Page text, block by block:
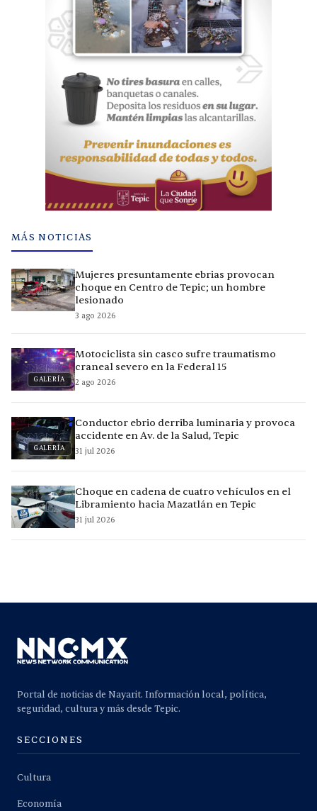
MÁS NOTICIAS
Mujeres presuntamente ebrias provocan
choque en Centro de Tepic; un hombre
lesionado
3 ago 2026
GALERÍA
Motociclista sin casco sufre traumatismo
craneal severo en la Federal 15
2 ago 2026
GALERÍA
Conductor ebrio derriba luminaria y provoca
accidente en Av. de la Salud, Tepic
31 jul 2026
Choque en cadena de cuatro vehículos en el
Libramiento hacia Mazatlán en Tepic
31 jul 2026
Portal de noticias de Nayarit. Información local, política,
seguridad, cultura y más desde Tepic.
SECCIONES
Cultura
Economía